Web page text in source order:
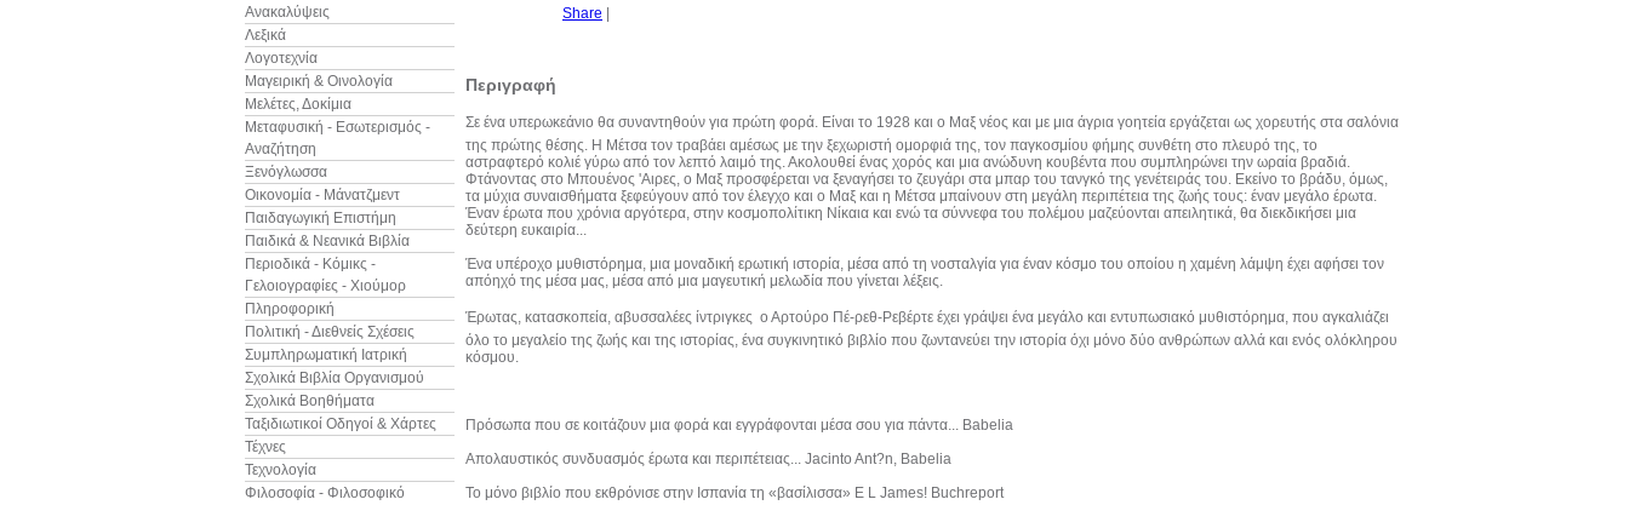
Ανακαλύψεις
Λεξικά
Λογοτεχνία
Μαγειρική & Οινολογία
Μελέτες, Δοκίμια
Μεταφυσική - Εσωτερισμός -
Αναζήτηση
Ξενόγλωσσα
Οικονομία - Μάνατζμεντ
Παιδαγωγική Επιστήμη
Παιδικά & Νεανικά Βιβλία
Περιοδικά - Κόμικς -
Γελοιογραφίες - Χιούμορ
Πληροφορική
Πολιτική - Διεθνείς Σχέσεις
Συμπληρωματική Ιατρική
Σχολικά Βιβλία Οργανισμού
Σχολικά Βοηθήματα
Ταξιδιωτικοί Οδηγοί & Χάρτες
Τέχνες
Τεχνολογία
Φιλοσοφία - Φιλοσοφικό
Share
Περιγραφή
Σε ένα υπερωκεάνιο θα συναντηθούν για πρώτη φορά. Είναι το 1928 και ο Mαξ νέος και με μια άγρια γοητεία εργάζεται ως χορευτής στα σαλόνια
της πρώτης θέσης. Η Μέτσα τον τραβάει αμέσως με την ξεχωριστή ομορφιά της, τον παγκοσμίου φήμης συνθέτη στο πλευρό της, το
αστραφτερό κολιέ γύρω από τον λεπτό λαιμό της. Ακολουθεί ένας χορός και μια ανώδυνη κουβέντα που συμπληρώνει την ωραία βραδιά.
Φτάνοντας στο Μπουένος 'Αιρες, ο Mαξ προσφέρεται να ξεναγήσει το ζευγάρι στα μπαρ του τανγκό της γενέτειράς του. Εκείνο το βράδυ, όμως,
τα μύχια συναισθήματα ξεφεύγουν από τον έλεγχο και ο Μαξ και η Μέτσα μπαίνουν στη μεγάλη περιπέτεια της ζωής τους: έναν μεγάλο έρωτα.
Έναν έρωτα που χρόνια αργότερα, στην κοσμοπολίτικη Νίκαια και ενώ τα σύννεφα του πολέμου μαζεύονται απειλητικά, θα διεκδικήσει μια
δεύτερη ευκαιρία...
Ένα υπέροχο μυθιστόρημα, μια μοναδική ερωτική ιστορία, μέσα από τη νοσταλγία για έναν κόσμο του οποίου η χαμένη λάμψη έχει αφήσει τον
απόηχό της μέσα μας, μέσα από μια μαγευτική μελωδία που γίνεται λέξεις.
Έρωτας, κατασκοπεία, αβυσσαλέες ίντριγκες  ο Αρτούρο Πέ-ρεθ-Ρεβέρτε έχει γράψει ένα μεγάλο και εντυπωσιακό μυθιστόρημα, που αγκαλιάζει
όλο το μεγαλείο της ζωής και της ιστορίας, ένα συγκινητικό βιβλίο που ζωντανεύει την ιστορία όχι μόνο δύο ανθρώπων αλλά και ενός ολόκληρου
κόσμου.
Πρόσωπα που σε κοιτάζουν μια φορά και εγγράφονται μέσα σου για πάντα... Babelia
Απολαυστικός συνδυασμός έρωτα και περιπέτειας... Jacinto Ant?n, Babelia
Το μόνο βιβλίο που εκθρόνισε στην Ισπανία τη «βασίλισσα» E L James! Buchreport